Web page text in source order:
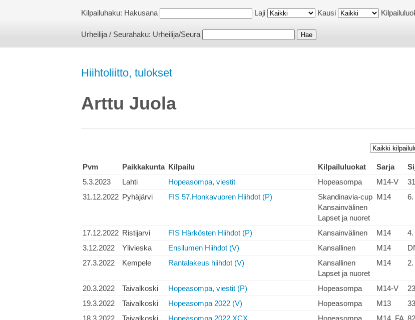
Kilpailuhaku: Hakusana Laji Kausi
Urheilija / Seurahaku: Urheilija/Seura
Hiihtoliitto, tulokset
Arttu Juola
Pvm Paikkakunta Kilpailu Kilpailuluokat Sarja
5.3.2023
Lahti Hopeasompa, viestit Hopeasompa M14-V
31.12.2022 Pyhäjärvi FIS 57.Honkavuoren Hiihdot (P)
Skandinavia-cup
Kansainvälinen
Lapset ja nuoret
M14 6.
17.12.2022 Ristijarvi FIS Härkösten Hiihdot (P) Kansainvälinen M14
4.
3.12.2022
Ylivieska Ensilumen Hiihdot (V) Kansallinen M14
27.3.2022
Kempele Rantalakeus hiihdot (V)
Kansallinen
Lapset ja nuoret
M14
20.3.2022 Taivalkoski Hopeasompa, viestit (P) Hopeasompa M14-V
19.3.2022
Taivalkoski Hopeasompa 2022 (V) Hopeasompa M13